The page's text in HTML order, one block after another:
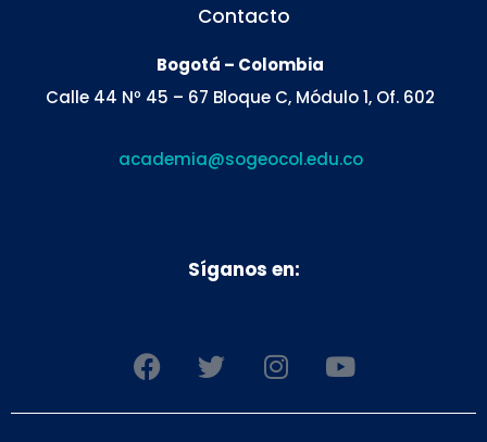
Contacto
Bogotá – Colombia
Calle 44 Nº 45 – 67 Bloque C, Módulo 1, Of. 602
academia@sogeocol.edu.co
Síganos en:
F
a
c
T
w
i
I
n
s
Y
o
u